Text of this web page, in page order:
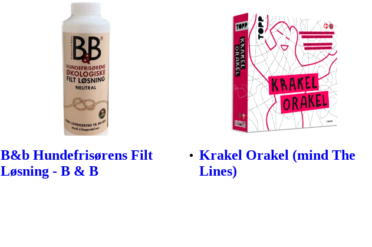
B&b Hundefrisørens Filt
Løsning - B & B
Krakel Orakel (mind The
Lines)